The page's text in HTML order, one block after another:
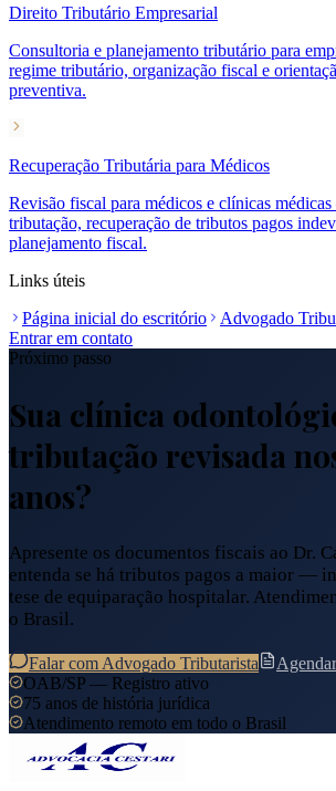
Direito Tributário Empresarial
Consultoria e planejamento tributário para
regime tributário, organização fiscal e
preventiva.
Recuperação Tributária para Médicos
Revisão fiscal para médicos e clínicas
tributação, recuperação de tributos pagos
planejamento fiscal.
Links úteis
Página inicial do escritório
Advogado
Entrar em contato
Próximo passo
Sua clínica
tributação revisada
anos?
Apresente os documentos fiscais ao Dr.
entenda se há tributos pagos a maior —
tese de equiparação hospitalar.
o Brasil.
Falar com Advogado Tributarista
OAB/SP — Registro ativo
75 anos de história jurídica
Atendimento remoto em todo o Brasil